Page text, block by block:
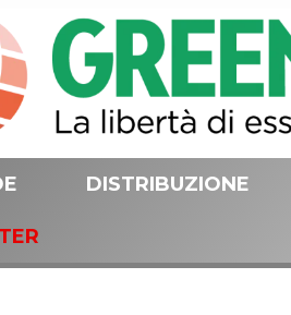
DISTRIBUZIONE